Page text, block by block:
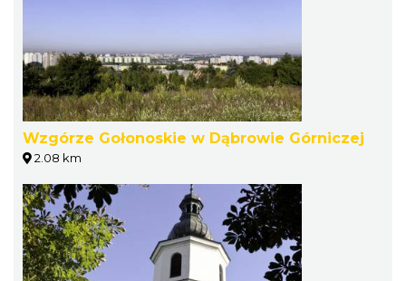
Wzgórze Gołonoskie w Dąbrowie Górniczej
2.08 km